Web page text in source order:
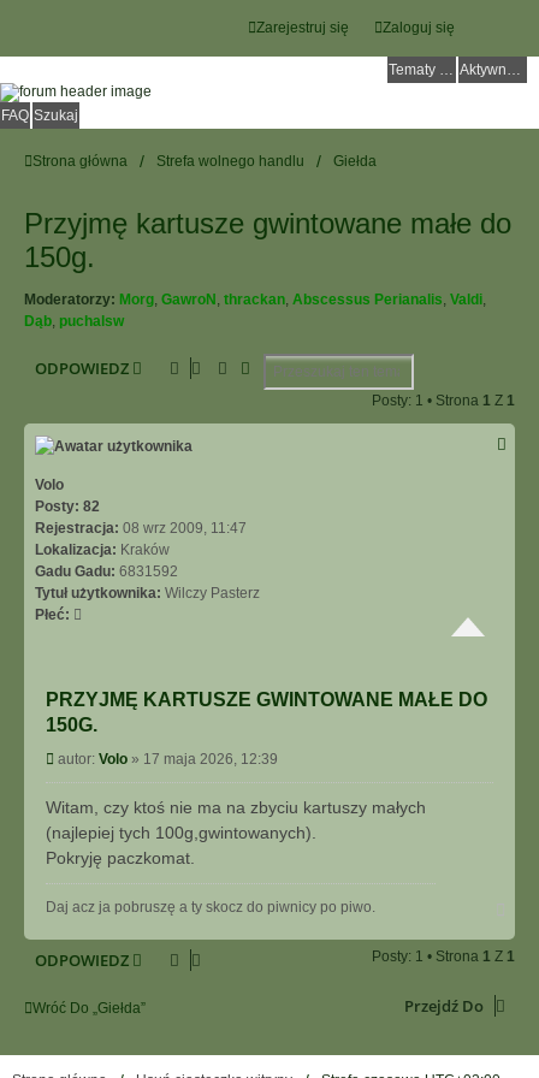
Zaloguj się
Zarejestruj się
Tematy bez odpowiedzi Aktywne tematy
FAQ Szukaj
Strona główna Strefa wolnego handlu Giełda
Przyjmę kartusze gwintowane małe do
150g.
Moderatorzy: Morg, GawroN , thrackan, Abscessus Perianalis, Valdi,
Dąb, puchalsw
ODPOWIEDZ SzukajWyszukiwanie Zaawansowane
Posty: 1 • Strona 1 Z 1
Volo
Posty: 82
Rejestracja: 08 wrz 2009, 11:47
Lokalizacja: Kraków
Gadu Gadu: 6831592
Tytuł użytkownika: Wilczy Pasterz
Płeć:
PRZYJMĘ KARTUSZE GWINTOWANE MAŁE DO
150G.
P
o
s
autor: Volo » 17 maja 2026, 12:39
Witam, czy ktoś nie ma na zbyciu kartuszy małych
(najlepiej tych 100g,gwintowanych).
Pokryję paczkomat.
Daj acz ja pobruszę a ty skocz do piwnicy po piwo.
g
ó
ODPOWIEDZ Posty: 1 • Strona 1 Z 1
Wróć Do „Giełda” Przejdź Do